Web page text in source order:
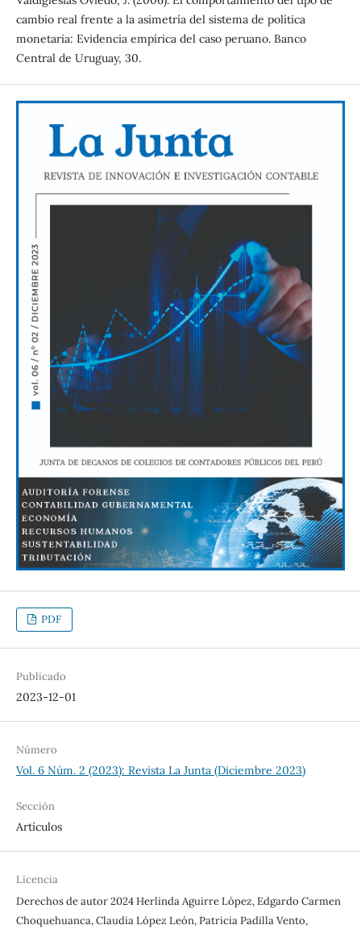
cambio real frente a la asimetría del sistema de política
monetaria: Evidencia empírica del caso peruano. Banco
Central de Uruguay, 30.
PDF
Publicado
2023-12-01
Número
Vol. 6 Núm. 2 (2023): Revista La Junta (Diciembre 2023)
Sección
Artículos
Licencia
Derechos de autor 2024 Herlinda Aguirre López, Edgardo Carmen
Choquehuanca, Claudia López León, Patricia Padilla Vento,